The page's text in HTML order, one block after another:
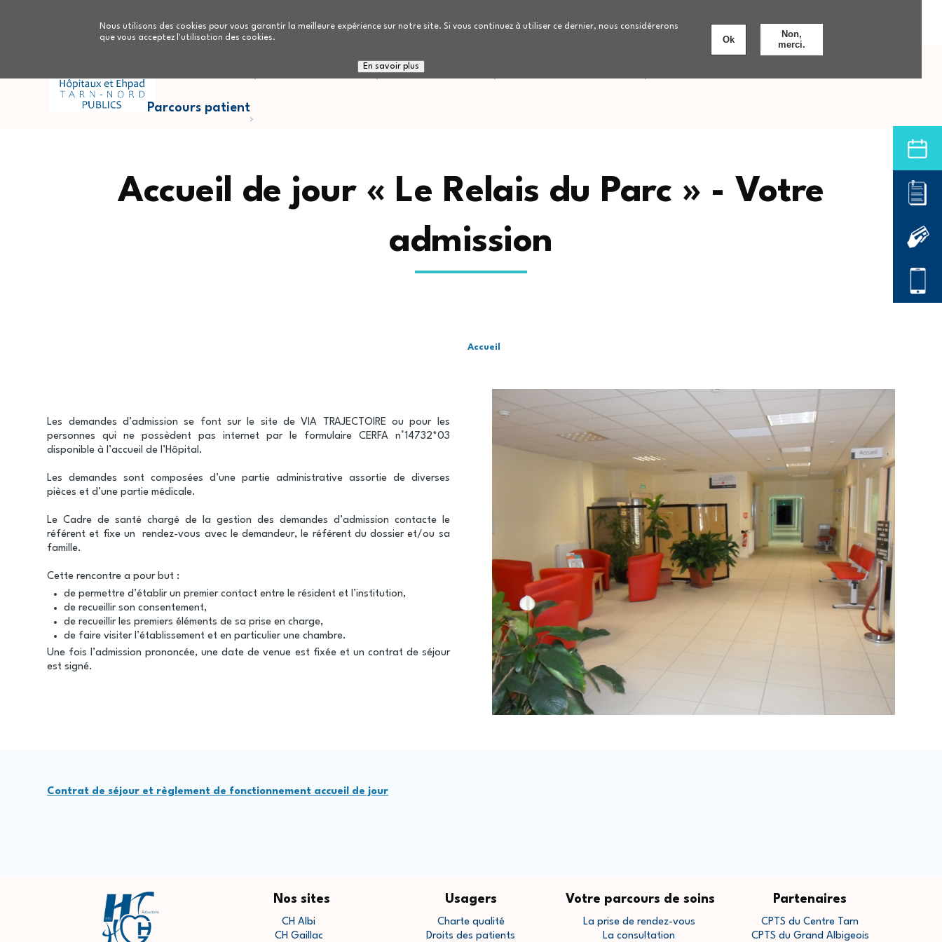
Nous utilisons des cookies pour vous garantir la meilleure expérience sur notre site. Si vous continuez à utiliser ce dernier, nous considérerons
que vous acceptez l'utilisation des cookies.
En savoir plus
Ok
Non,
merci.
8 établissements
Nous connaitre Nous rejoindre
Parcours patient
Accueil de jour « Le Relais du Parc » - Votre
admission
Accueil
Les demandes d’admission se font sur le site de VIA TRAJECTOIRE ou pour les
personnes qui ne possèdent pas internet par le formulaire CERFA n°14732*03
disponible à l’accueil de l’Hôpital.
Les demandes sont composées d’une partie administrative assortie de diverses
pièces et d’une partie médicale.
Le Cadre de santé chargé de la gestion des demandes d’admission contacte le
référent et fixe un rendez-vous avec le demandeur, le référent du dossier et/ou sa
famille.
Cette rencontre a pour but :
de permettre d’établir un premier contact entre le résident et l’institution,
de recueillir son consentement,
de recueillir les premiers éléments de sa prise en charge,
de faire visiter l’établissement et en particulier une chambre.
Une fois l’admission prononcée, une date de venue est fixée et un contrat de séjour
est signé.
Contrat de séjour et règlement de fonctionnement accueil de jour
Nos sites
CH Albi
CH Gaillac
Usagers
Charte qualité
Droits des patients
Votre parcours de soins
La prise de rendez-vous
La consultation
Partenaires
CPTS du Centre Tarn
CPTS du Grand Albigeois